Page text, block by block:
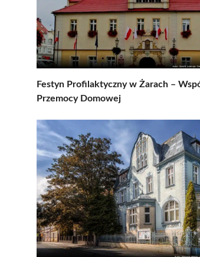
Festyn Profilaktyczny w Żarach –
Przemocy Domowej